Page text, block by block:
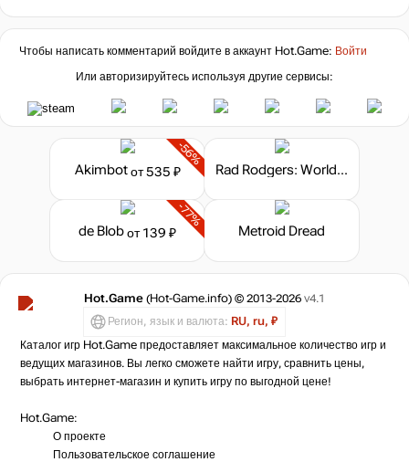
Чтобы написать комментарий войдите в аккаунт Hot.Game: Войти
Или авторизируйтесь используя другие сервисы:
-56%
Akimbotот 535 ₽ Rad Rodgers: World One
-77%
de Blobот 139 ₽ Metroid Dread
Hot.Game (Hot-Game.info) © 2013-2026 v4.1
Регион, язык и валюта: RU, ru, ₽
Каталог игр Hot.Game предоставляет максимальное количество игр и
ведущих магазинов. Вы легко сможете найти игру, сравнить цены,
выбрать интернет-магазин и купить игру по выгодной цене!
Hot.Game:
О проекте
Пользовательское соглашение